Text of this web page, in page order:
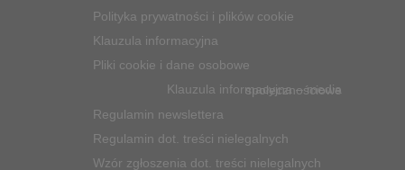
Polityka prywatności i plików cookie
Klauzula informacyjna
Pliki cookie i dane osobowe
Klauzula informacyjna – media społecznościowe
Regulamin newslettera
Regulamin dot. treści nielegalnych
Wzór zgłoszenia dot. treści nielegalnych